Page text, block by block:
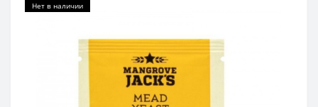
Нет в наличии